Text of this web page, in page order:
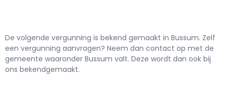
De volgende vergunning is bekend gemaakt in Bussum. Zelf
een vergunning aanvragen? Neem dan contact op met de
gemeente waaronder Bussum valt. Deze wordt dan ook bij
ons bekendgemaakt.